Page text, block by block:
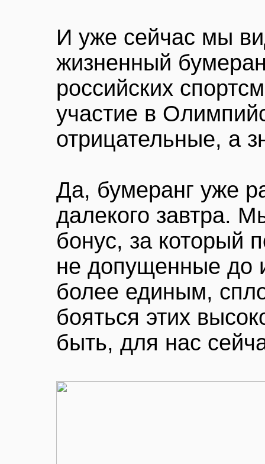
И уже сейчас мы
жизненный
российских
участие в
отрицательные, а
Да, бумеранг уже
далекого завтра.
бонус, за который
не допущенные до
более единым,
бояться этих
быть, для нас